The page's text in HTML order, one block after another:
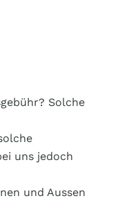
Solche
uns jedoch
und Aussen